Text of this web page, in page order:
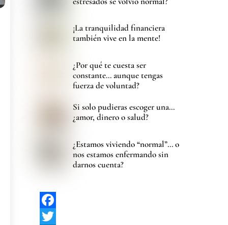
¡La tranquilidad financiera
también vive en la mente!
¿Por qué te cuesta ser
constante… aunque tengas
fuerza de voluntad?
Si solo pudieras escoger una…
¿amor, dinero o salud?
¿Estamos viviendo “normal”… o
nos estamos enfermando sin
darnos cuenta?
F